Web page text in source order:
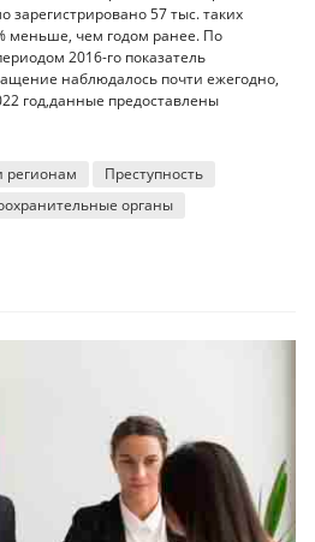
зарегистрировано 57 тыс. таких
меньше, чем годом ранее. По
2016-го показатель
наблюдалось почти ежегодно,
год,данные предоставлены
регионам
Преступность
органы